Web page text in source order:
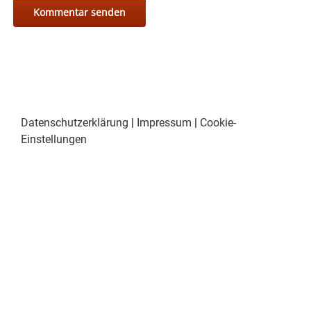
Datenschutzerklärung | Impressum | Cookie-
Einstellungen